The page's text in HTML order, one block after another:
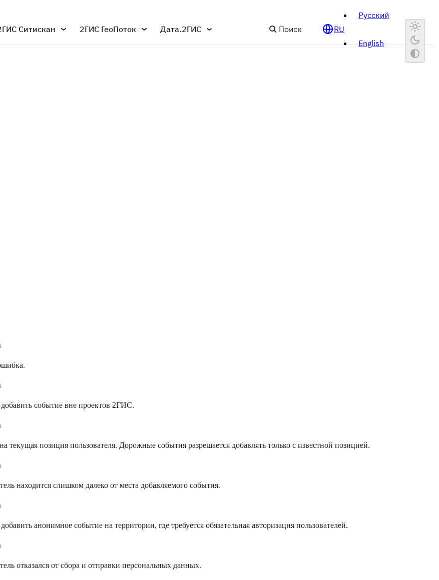
Ситискан 2ГИС ГеоПоток Дата.2ГИС Поиск RU
Русский
English
событие вне проектов 2ГИС.
текущая позиция пользователя. Дорожные события разрешается добавлять только с известной позицией.
находится слишком далеко от места добавляемого события.
анонимное событие на территории, где требуется обязательная авторизация пользователей.
отказался от сбора и отправки персональных данных.